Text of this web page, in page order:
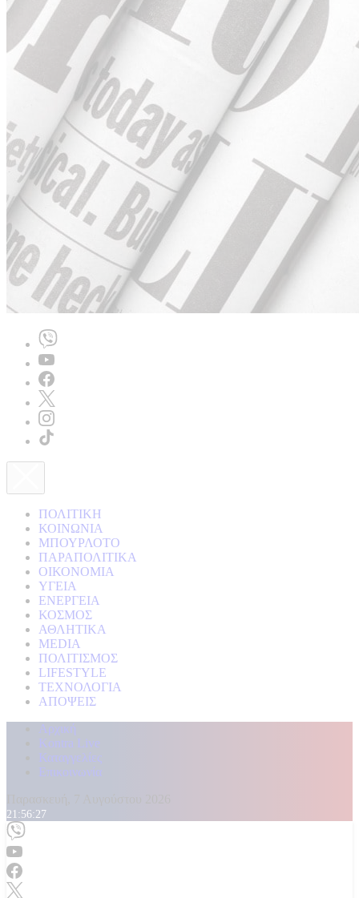
ΠΟΛΙΤΙΚΗ
ΚΟΙΝΩΝΙΑ
ΜΠΟΥΡΛΟΤΟ
ΠΑΡΑΠΟΛΙΤΙΚΑ
ΟΙΚΟΝΟΜΙΑ
ΥΓΕΙΑ
ΕΝΕΡΓΕΙΑ
ΚΟΣΜΟΣ
ΑΘΛΗΤΙΚΑ
MEDIA
ΠΟΛΙΤΙΣΜΟΣ
LIFESTYLE
ΤΕΧΝΟΛΟΓΙΑ
ΑΠΟΨΕΙΣ
Αρχική
Kontra Live
Καταγγελίες
Επικοινωνία
21:56:29